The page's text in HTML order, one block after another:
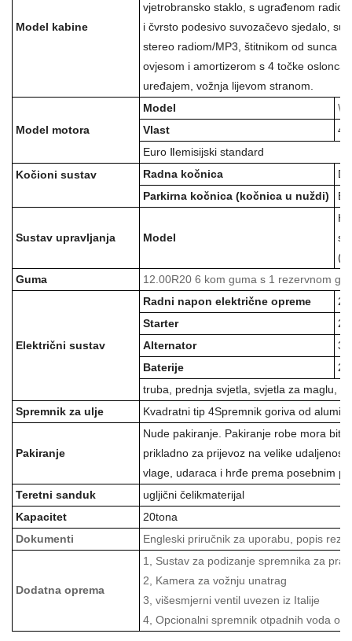
Model kabine
vjetrobransko staklo, s ugrađenom radio
i čvrsto podesivo suvozačevo sjedalo,
stereo radiom/MP3, štitnikom od sunca i
ovjesom i amortizerom s 4 točke
uređajem, vožnja lijevom stranom.
Model motora
Model
Vlast
Euro Ⅱemisijski standard
Kočioni sustav
Radna kočnica
Parkirna kočnica (kočnica u nuždi)
Sustav upravljanja Model
Guma
1 2 .00R20 6 kom guma s 1 rezervnom
Električni sustav
Radni napon električne opreme
Starter
Alternator
3
Baterije
truba, prednja svjetla, svjetla za maglu,
Spremnik za ulje
Kvadratni tip 4Spremnik goriva od
Pakiranje
Nude pakiranje. Pakiranje robe mora biti
prikladno za prijevoz na velike
vlage, udaraca i hrđe prema posebnim
Teretni sanduk
ugljični čelikmaterijal
Kapacitet
20tona
Dokumenti
Engleski priručnik za uporabu, popis
Dodatna oprema
1, Sustav za podizanje spremnika za
2, Kamera za vožnju unatrag
3, višesmjerni ventil uvezen iz Italije
4, Opcionalni spremnik otpadnih voda od